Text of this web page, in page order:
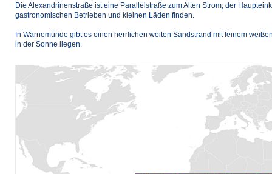
Die Alexandrinenstraße ist eine Parallelstraße zum Alten Strom, der
gastronomischen Betrieben und kleinen Läden finden.
In Warnemünde gibt es einen herrlichen weiten Sandstrand mit feinem
in der Sonne liegen.